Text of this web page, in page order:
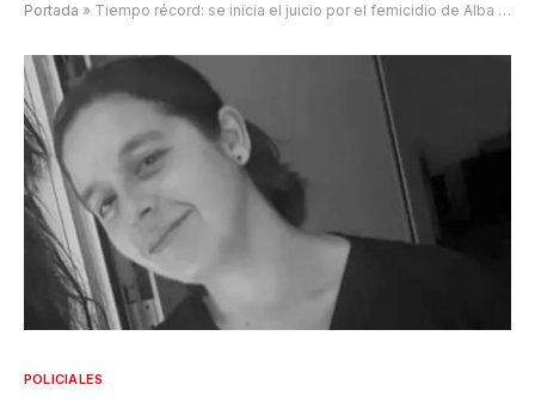
Portada » Tiempo récord: se inicia el juicio por el femicidio de Alba Ricotti en Corrientes
POLICIALES